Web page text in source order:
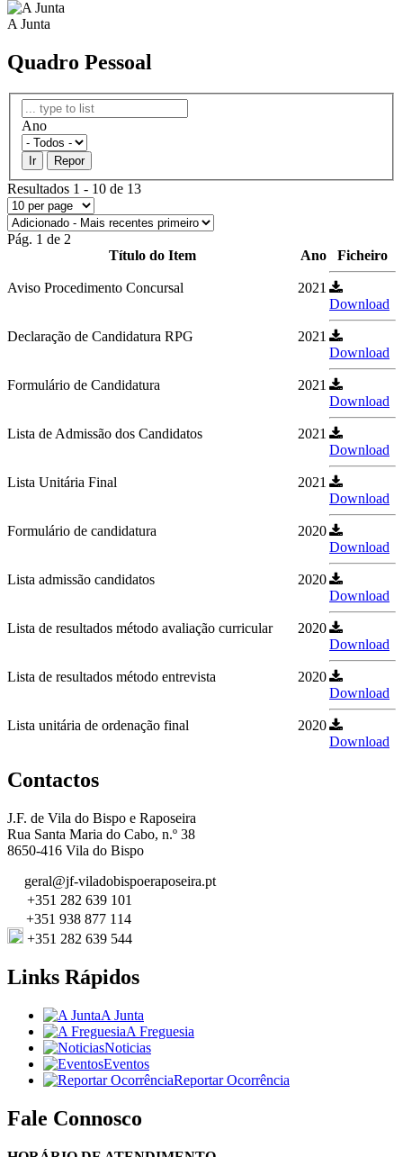
A Junta
Quadro Pessoal
Ano
Ir Repor
Resultados 1 - 10 de 13
Pág. 1 de 2
Título do Item
Ano Ficheiro
Aviso Procedimento Concursal
2021
Download
Declaração de Candidatura RPG
2021
Download
Formulário de Candidatura
2021
Download
Lista de Admissão dos Candidatos
2021
Download
Lista Unitária Final
2021
Download
Formulário de candidatura
2020
Download
Lista admissão candidatos
2020
Download
Lista de resultados método avaliação curricular
2020
Download
Lista de resultados método entrevista
2020
Download
Lista unitária de ordenação final
2020
Download
Contactos
J.F. de Vila do Bispo e Raposeira
Rua Santa Maria do Cabo, n.º 38
8650-416 Vila do Bispo
geral@jf-viladobispoeraposeira.pt
+351 282 639 101
+351 938 877 114
+351 282 639 544
Links Rápidos
A Junta
A Freguesia
Noticias
Eventos
Reportar Ocorrência
Fale Connosco